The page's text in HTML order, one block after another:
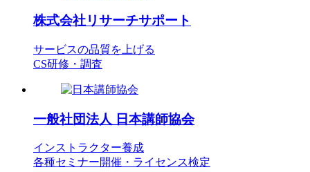
株式会社リサーチサポート
サービスの品質を上げる
CS研修・調査
一般社団法人 日本講師協会
インストラクター養成
各種セミナー開催・ライセンス検定